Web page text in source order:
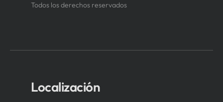
Todos los derechos reservados
Localización